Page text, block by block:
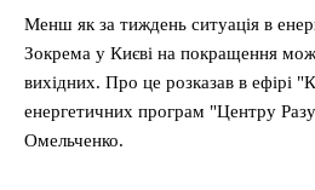
Менш як за тиждень ситуація в
Зокрема у Києві на покращення
вихідних. Про це розказав в ефірі
енергетичних програм "Центру
Омельченко.